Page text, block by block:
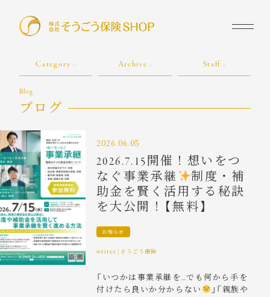
Category Archive Staff
ブログ
Blog
2026.06.05
2026.7.15開催！想いをつ
なぐ事業承継
制度・補
助金を賢く活用する秘訣
を大公開！【無料】
お知らせ
writer そうごう保険
「いつかは事業承継を…でも何から手を
付けたら良いか分からない
」「親族や